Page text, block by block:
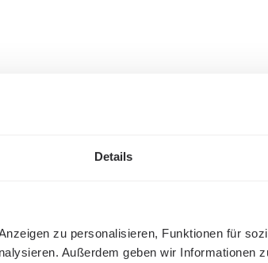
Details
zu personalisieren, Funktionen für
Außerdem geben wir Informationen